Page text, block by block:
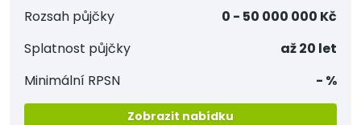
Rozsah půjčky
0 - 50 000 000 Kč
Splatnost půjčky
až 20 let
Minimální RPSN
- %
Zobrazit nabídku